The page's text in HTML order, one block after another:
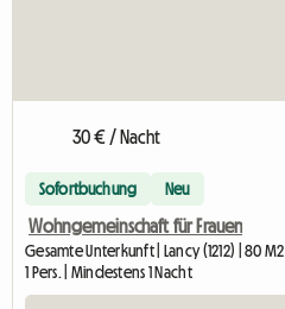
30 € / Nacht
Sofortbuchung Neu
Wohngemeinschaft für Frauen
Gesamte Unterkunft | Lancy (1212) | 80 M2
1 Pers. | Mindestens 1 Nacht